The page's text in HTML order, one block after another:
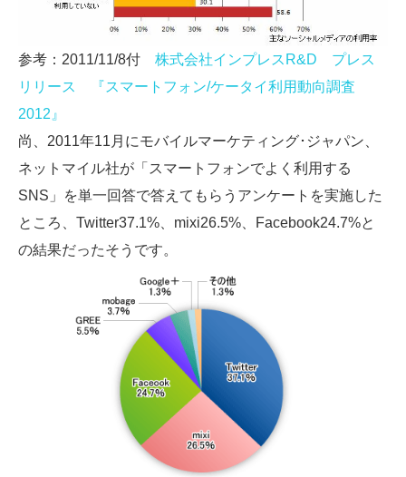
参考：2011/11/8付 株式会社インプレスR&D プレス
リリース 『スマートフォン/ケータイ利用動向調査
2012』
尚、2011年11月にモバイルマーケティング･ジャパン、
ネットマイル社が「スマートフォンでよく利用する
SNS」を単一回答で答えてもらうアンケートを実施した
ところ、Twitter37.1%、mixi26.5%、Facebook24.7%と
の結果だったそうです。